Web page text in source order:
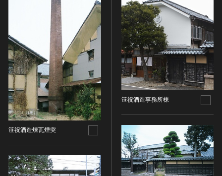
無形文化遺産
動画で見る無形の文化財
ヘルプ
このサイトについて
関連サイトリンク
サイトマップ
サイトのご意見はこちら
文化遺産データベース
国指定文化財等データベース
笹祝酒造煉瓦煙突
笹祝酒造事務所棟
時代を選択
旧石器 [日本]
縄文 [日本]
弥生 [日本]
古墳 [日本]
飛鳥 [日本]
平安 [日本]
鎌倉 [日本]
分野
分野を選択
建造物
宗教建築
住居建築
近世以前その他
所在地（都道府県）
新潟県
所在地（市区町村）
新潟市西蒲区